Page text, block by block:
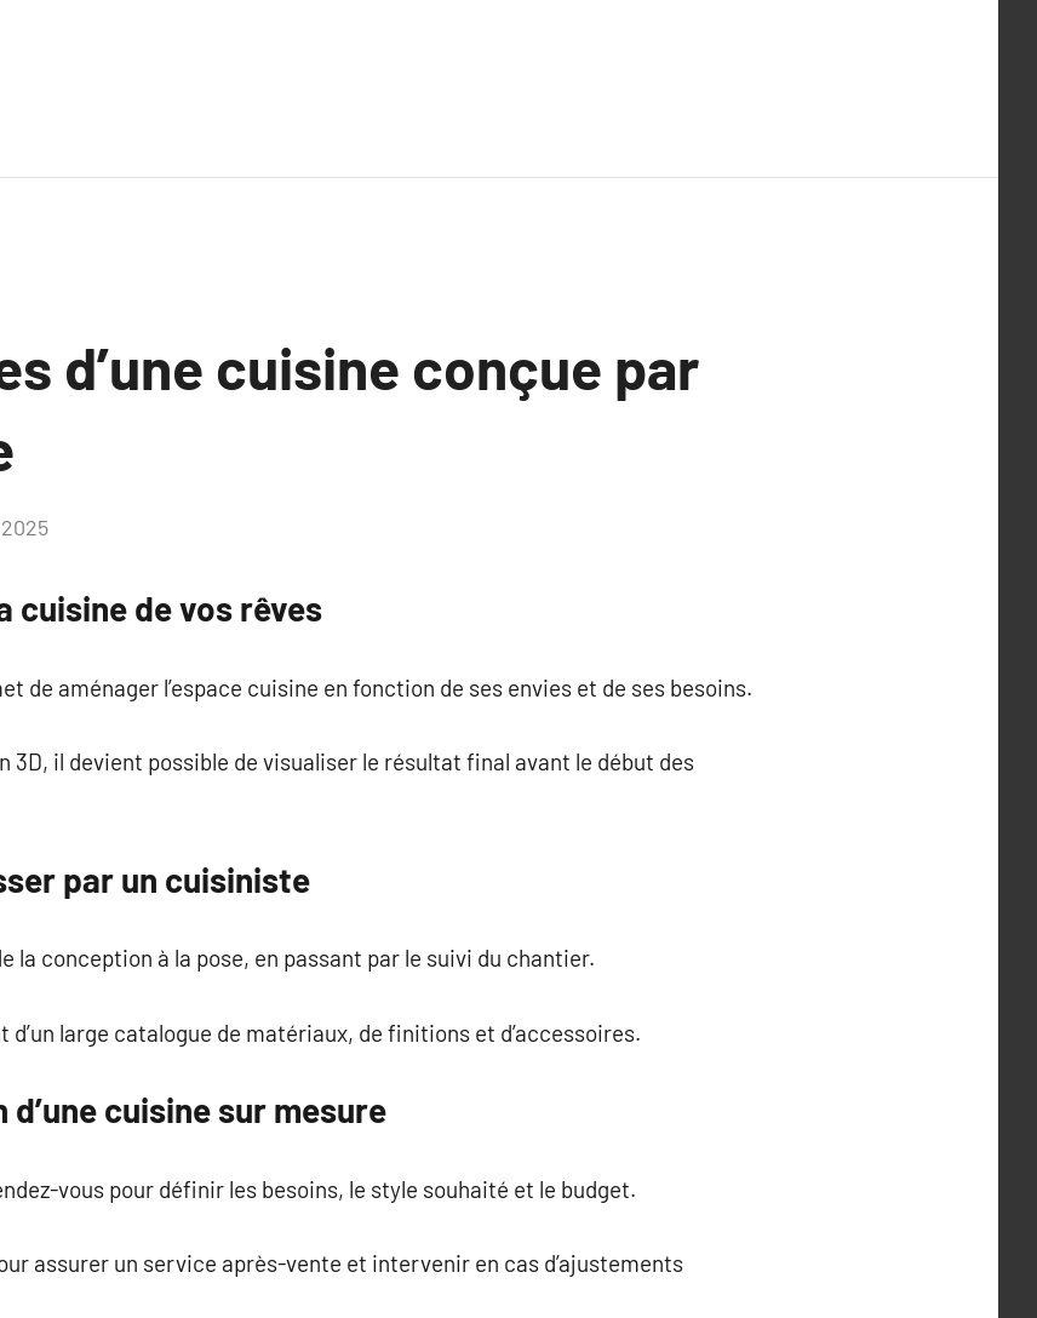
d’une cuisine conçue par
cuisine de vos rêves
de aménager l’espace cuisine en fonction de ses envies et de ses besoins.
3D, il devient possible de visualiser le résultat final avant le début des
par un cuisiniste
la conception à la pose, en passant par le suivi du chantier.
large catalogue de matériaux, de finitions et d’accessoires.
cuisine sur mesure
vous pour définir les besoins, le style souhaité et le budget.
assurer un service après-vente et intervenir en cas d’ajustements